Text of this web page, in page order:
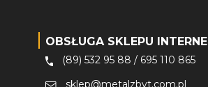
OBSŁUGA SKLEPU
(89) 532 95 88 / 695 110 865
sklep@metalzbyt.com.pl